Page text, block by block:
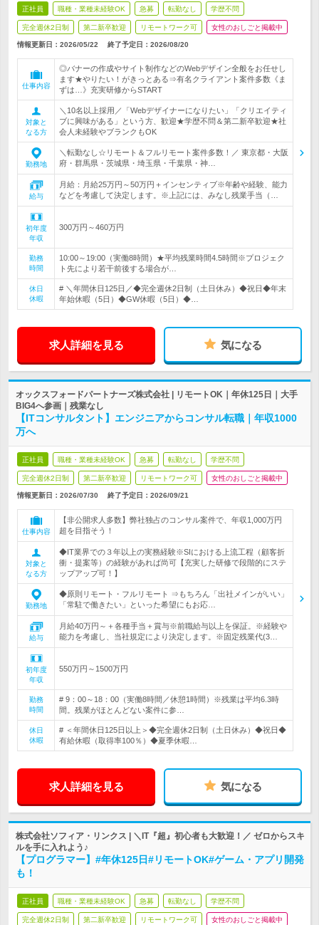
正社員 職種・業種未経験OK 急募 転勤なし 学歴不問
完全週休2日制 第二新卒歓迎 リモートワーク可 女性のおしごと掲載中
情報更新日：2026/05/22 終了予定日： 2026/08/20
仕事内容
◎バナーの作成やサイト制作などのWebデザイン全般をお任せし
ます★やりたい！がきっとある⇒有名クライアント案件多数《ま
ずは…》充実研修からSTART
対象と
なる方
＼10名以上採用／「Webデザイナーになりたい」「クリエイティ
ブに興味がある」という方、歓迎★学歴不問＆第二新卒歓迎★社
会人未経験やブランクもOK
勤務地
＼転勤なし☆リモート＆フルリモート案件多数！／ 東京都・大阪
府・群馬県・茨城県・埼玉県・千葉県・神…
給与
月給：月給25万円～50万円＋インセンティブ※年齢や経験、能力
などを考慮して決定します。※上記には、みなし残業手当（…
初年度
年収
300万円～460万円
勤務
時間
10:00～19:00（実働8時間）★平均残業時間4.5時間※プロジェク
ト先により若干前後する場合が…
休日
休暇
# ＼年間休日125日／◆完全週休2日制（土日休み）◆祝日◆年末
年始休暇（5日）◆GW休暇（5日）◆…
求人詳細を見る 気になる
オックスフォードパートナーズ株式会社 | リモートOK｜年休125日｜大手
BIG4へ参画｜残業なし
【ITコンサルタント】エンジニアからコンサル転職｜年収1000
万へ
正社員 職種・業種未経験OK 急募 転勤なし 学歴不問
完全週休2日制 第二新卒歓迎 リモートワーク可 女性のおしごと掲載中
情報更新日：2026/07/30 終了予定日： 2026/09/21
仕事内容
【非公開求人多数】弊社独占のコンサル案件で、年収1,000万円
超を目指そう！
対象と
なる方
◆IT業界での３年以上の実務経験※SIにおける上流工程（顧客折
衝・提案等）の経験があれば尚可【充実した研修で段階的にステ
ップアップ可！】
勤務地
◆原則リモート・フルリモート ⇒もちろん「出社メインがいい」
「常駐で働きたい」といった希望にもお応…
給与
月給40万円～＋各種手当＋賞与※前職給与以上を保証。※経験や
能力を考慮し、当社規定により決定します。※固定残業代(3…
初年度
年収
550万円～1500万円
勤務
時間
# 9：00～18：00（実働8時間／休憩1時間）※残業は平均6.3時
間。残業がほとんどない案件に参…
休日
休暇
# ＜年間休日125日以上＞◆完全週休2日制（土日休み）◆祝日◆
有給休暇（取得率100％）◆夏季休暇…
求人詳細を見る 気になる
株式会社ソフィア・リンクス | ＼IT『超』初心者も大歓迎！／ ゼロからスキ
ルを手に入れよう♪
【プログラマー】#年休125日#リモートOK#ゲーム・アプリ開発
も！
正社員 職種・業種未経験OK 急募 転勤なし 学歴不問
完全週休2日制 第二新卒歓迎 リモートワーク可 女性のおしごと掲載中